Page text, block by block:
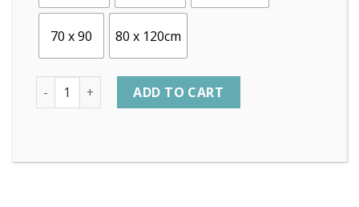
70 x 90 80 x 120cm
Quantity ADD TO CART